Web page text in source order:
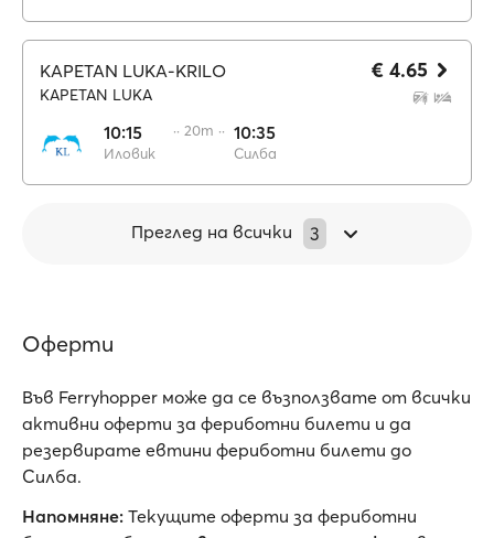
KAPETAN LUKA-KRILO
KAPETAN LUKA
10:15
Иловик
·· 20m ·· 10:35
Силба
€ 4.65
Преглед на всички 3
Оферти
Във Ferryhopper може да се възползвате от всички
активни oферти за фериботни билети и да
резервирате евтини фериботни билети до
Силба.
Напомняне: Текущите оферти за фериботни